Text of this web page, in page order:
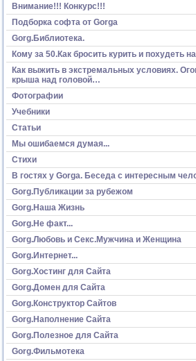
Внимание!!! Конкурс!!!
Подборка софта от Gorga
Gorg.Библиотека.
Кому за 50.Как бросить курить и похудеть
Как выжить в экстремальных условиях.
крыша над головой…
Фотографии
Учебники
Статьи
Мы ошибаемся думая...
Стихи
В гостях у Gorga. Беседа с интересным
Gorg.Публикации за рубежом
Gorg.Наша Жизнь
Gorg.Не факт...
Gorg.Любовь и Секс.Мужчина и Женщина
Gorg.Интернет...
Gorg.Хостинг для Сайта
Gorg.Домен для Сайта
Gorg.Конструктор Сайтов
Gorg.Наполнение Сайта
Gorg.Полезное для Сайта
Gorg.Фильмотека